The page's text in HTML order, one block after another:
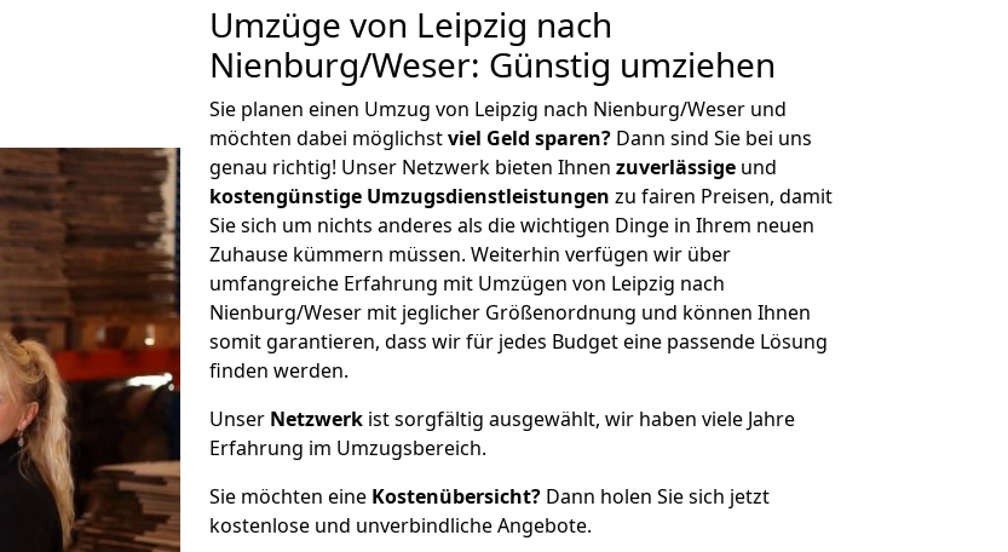
Umzüge von Leipzig nach
Nienburg/Weser: Günstig umziehen
Sie planen einen Umzug von Leipzig nach Nienburg/Weser und
möchten dabei möglichstviel Geld sparen? Dann sind Sie bei uns
genau richtig! Unser Netzwerk bieten Ihnen zuverlässige und
kostengünstige Umzugsdienstleistungen zu fairen Preisen, damit
Sie sich um nichts anderes als die wichtigen Dinge in Ihrem neuen
Zuhause kümmern müssen. Weiterhin verfügen wir über
umfangreiche Erfahrung mit Umzügen von Leipzig nach
Nienburg/Weser mit jeglicher Größenordnung und können Ihnen
somit garantieren, dass wir für jedes Budget eine passende Lösung
finden werden.
Unser Netzwerk ist sorgfältig ausgewählt, wir haben viele Jahre
Erfahrung im Umzugsbereich.
Sie möchten eine Kostenübersicht? Dann holen Sie sich jetzt
kostenlose und unverbindliche Angebote.